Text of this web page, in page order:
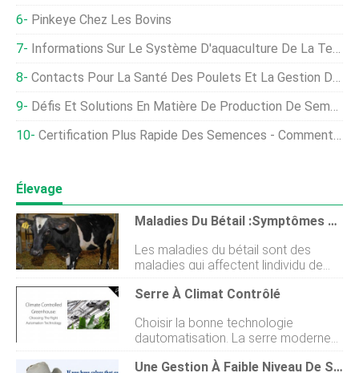
Pinkeye Chez Les Bovins
Informations Sur Le Système D'aquaculture De La Technologie Biofloc
Contacts Pour La Santé Des Poulets Et La Gestion De La Volaille Par État
Défis Et Solutions En Matière De Production De Semences :comment La Technologie Aide
Certification Plus Rapide Des Semences - Comment La Technologie Aide
Élevage
Maladies Du Bétail :symptômes Environnementaux Et Induits Par Des Agents
Les maladies du bétail sont des
maladies qui affectent lindividu de
manière générale. Létat de santé des
animaux dépend principalement des
de lenvironnement dans lequel il se
trouve et la présence dagents qui
produisent des maladies. Tous les
Serre À Climat Contrôlé
Choisir la bonne technologie
dautomatisation. La serre moderne
utilise la technologie pour
automatiser de nombreuses tâchesUne Gestion À Faible Niveau De Stress Améliore La Santé Des Veaux Après Le Sevrage